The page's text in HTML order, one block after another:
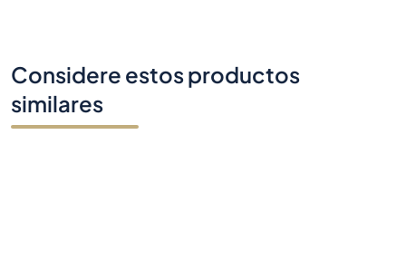
Considere estos productos
similares